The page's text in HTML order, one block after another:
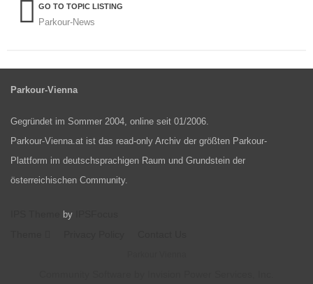
GO TO TOPIC LISTING
Parkour-News
Parkour-Vienna
Gegründet im Sommer 2004, online seit 01/2006.
Parkour-Vienna.at ist das read-only Archiv der größten Parkour-
Plattform im deutschsprachigen Raum und Grundstein der
österreichischen Community.
by